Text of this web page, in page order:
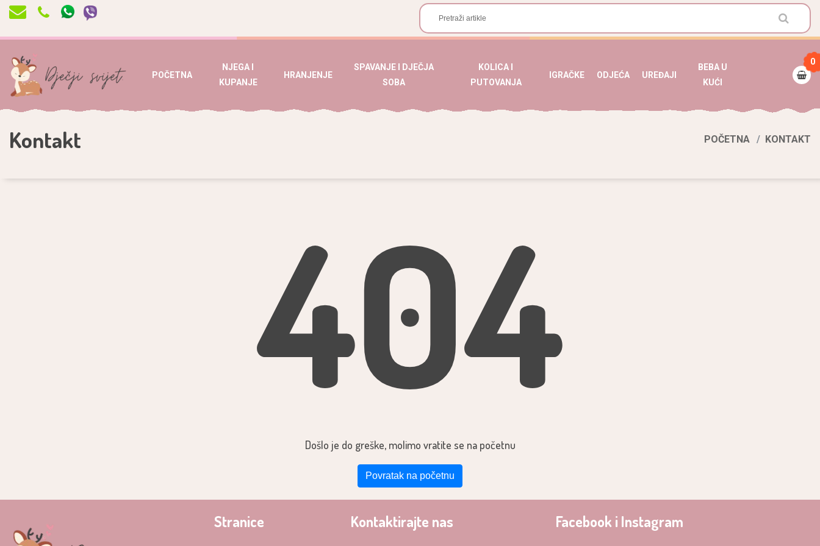
POČETNA
NJEGA I
KUPANJE
HRANJENJE
SPAVANJE I DJEČJA
SOBA
KOLICA I
PUTOVANJA
IGRAČKE ODJEĆA UREĐAJI
BEBA U
KUĆI
0
Kontakt POČETNA KONTAKT
404
Došlo je do greške, molimo vratite se na početnu
Povratak na početnu
Stranice Kontaktirajte nas Facebook i Instagram